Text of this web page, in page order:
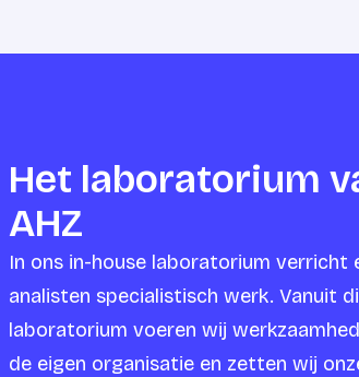
Het laboratorium
AHZ
In ons in-house laboratorium verricht
analisten specialistisch werk. Vanuit
laboratorium voeren wij
de eigen organisatie en zetten wij